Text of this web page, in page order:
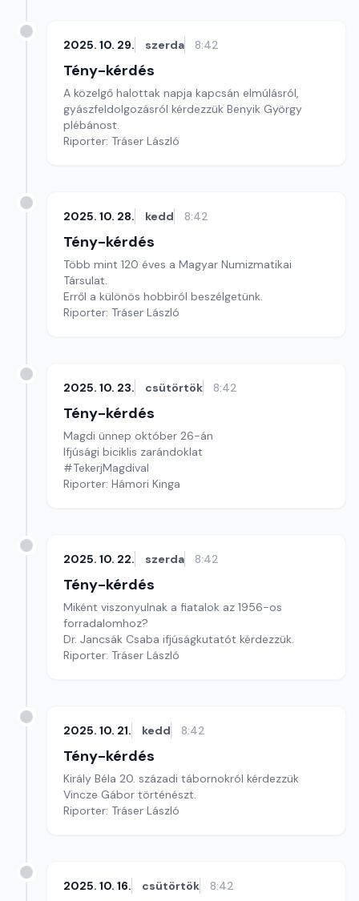
2025. 10. 29. szerda 8:42
Tény-kérdés
A közelgő halottak napja kapcsán elmúlásról,
gyászfeldolgozásról kérdezzük Benyik György
plébánost.
Riporter: Tráser László
2025. 10. 28. kedd 8:42
Tény-kérdés
Több mint 120 éves a Magyar Numizmatikai
Társulat.
Erről a különös hobbiról beszélgetünk.
Riporter: Tráser László
2025. 10. 23. csütörtök 8:42
Tény-kérdés
Magdi ünnep október 26-án
Ifjúsági biciklis zarándoklat
#TekerjMagdival
Riporter: Hámori Kinga
2025. 10. 22. szerda 8:42
Tény-kérdés
Miként viszonyulnak a fiatalok az 1956-os
forradalomhoz?
Dr. Jancsák Csaba ifjúságkutatót kérdezzük.
Riporter: Tráser László
2025. 10. 21. kedd 8:42
Tény-kérdés
Király Béla 20. századi tábornokról kérdezzük
Vincze Gábor történészt.
Riporter: Tráser László
2025. 10. 16. csütörtök 8:42